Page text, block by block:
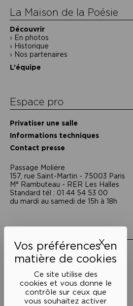
Ce site utilise des
cookies et vous donne le
contrôle sur ceux que
vous souhaitez activer
X
La Maison de la Poésie
Découvrir
En photos
Historique
Nos partenaires
L’équipe
Espace pro
Privatiser une salle
Informations techniques
Contact presse
Passage Moliėre
157, rue Saint-Martin - 75003 Paris
M° Rambuteau - RER Les Halles
Standard tél : 01 44 54 53 00
du mardi au samedi de 15h à 18h
Mentions légales
Politique de confidentialité
Conditions générales de vente
Cookies